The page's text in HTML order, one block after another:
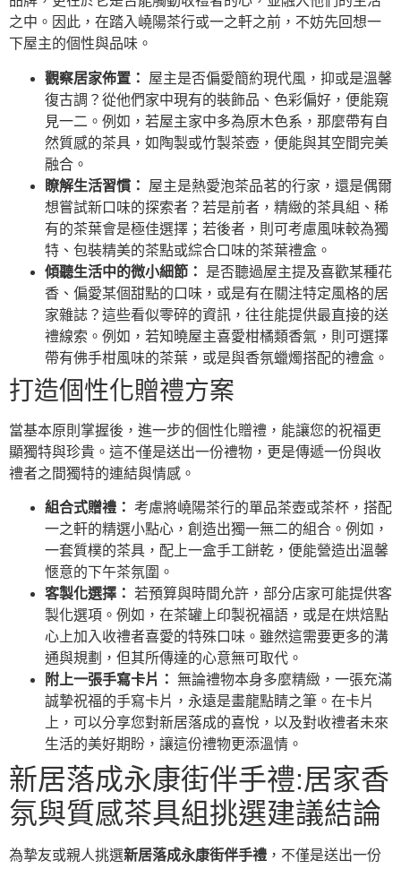
之中。因此，在踏入嶢陽茶行或一之軒之前，不妨先回想一
下屋主的個性與品味。
觀察居家佈置：
屋主是否偏愛簡約現代風，抑或是溫馨
復古調？從他們家中現有的裝飾品、色彩偏好，便能窺
見一二。例如，若屋主家中多為原木色系，那麼帶有自
然質感的茶具，如陶製或竹製茶壺，便能與其空間完美
融合。
瞭解生活習慣：
屋主是熱愛泡茶品茗的行家，還是偶爾
想嘗試新口味的探索者？若是前者，精緻的茶具組、稀
有的茶葉會是極佳選擇；若後者，則可考慮風味較為獨
特、包裝精美的茶點或綜合口味的茶葉禮盒。
傾聽生活中的微小細節：
是否聽過屋主提及喜歡某種花
香、偏愛某個甜點的口味，或是有在關注特定風格的居
家雜誌？這些看似零碎的資訊，往往能提供最直接的送
禮線索。例如，若知曉屋主喜愛柑橘類香氣，則可選擇
帶有佛手柑風味的茶葉，或是與香氛蠟燭搭配的禮盒。
打造個性化贈禮方案
當基本原則掌握後，進一步的個性化贈禮，能讓您的祝福更
顯獨特與珍貴。這不僅是送出一份禮物，更是傳遞一份與收
禮者之間獨特的連結與情感。
組合式贈禮： 考慮將嶢陽茶行的單品茶壺或茶杯，搭配
一之軒的精選小點心，創造出獨一無二的組合。例如，
一套質樸的茶具，配上一盒手工餅乾，便能營造出溫馨
愜意的下午茶氛圍。
客製化選擇： 若預算與時間允許，部分店家可能提供客
製化選項。例如，在茶罐上印製祝福語，或是在烘焙點
心上加入收禮者喜愛的特殊口味。雖然這需要更多的溝
通與規劃，但其所傳達的心意無可取代。
附上一張手寫卡片： 無論禮物本身多麼精緻，一張充滿
誠摯祝福的手寫卡片，永遠是畫龍點睛之筆。在卡片
上，可以分享您對新居落成的喜悅，以及對收禮者未來
生活的美好期盼，讓這份禮物更添溫情。
新居落成永康街伴手禮:居家香
氛與質感茶具組挑選建議結論
為摯友或親人挑選新居落成永康街伴手禮 ，不僅是送出一份